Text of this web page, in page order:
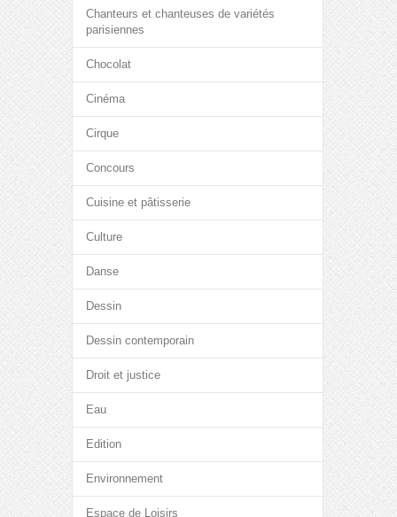
Chanteurs et chanteuses de variétés
parisiennes
Chocolat
Cinéma
Cirque
Concours
Cuisine et pâtisserie
Culture
Danse
Dessin
Dessin contemporain
Droit et justice
Eau
Edition
Environnement
Espace de Loisirs